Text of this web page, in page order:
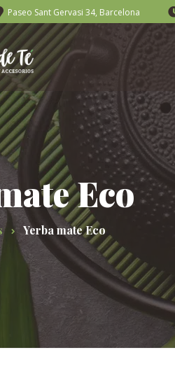
Paseo Sant Gervasi 34, Barcelona
Eco
Yerba mate Eco